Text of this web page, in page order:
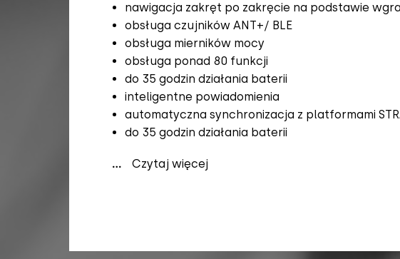
nawigacja zakręt po zakręcie na podstawie
obsługa czujników ANT+/ BLE
obsługa mierników mocy
obsługa ponad 80 funkcji
do 35 godzin działania baterii
inteligentne powiadomienia
automatyczna synchronizacja z platformami
do 35 godzin działania baterii
... Czytaj więcej